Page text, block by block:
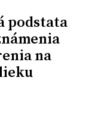
podstata
na